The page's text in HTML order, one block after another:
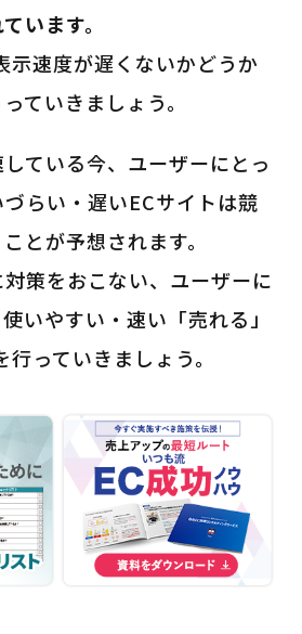
います。
示速度が遅くないかどうか
ていきましょう。
ている今、ユーザーにとっ
らい・遅いECサイトは競
とが予想されます。
策をおこない、ユーザーに
いやすい・速い「売れる」
っていきましょう。